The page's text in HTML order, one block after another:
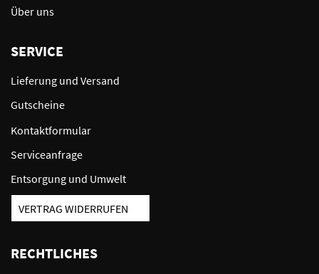
Über uns
SERVICE
Lieferung und Versand
Gutscheine
Kontaktformular
Serviceanfrage
Entsorgung und Umwelt
VERTRAG WIDERRUFEN
RECHTLICHES